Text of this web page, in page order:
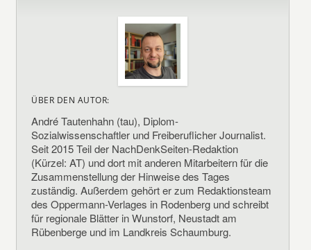
ÜBER DEN AUTOR:
André Tautenhahn (tau), Diplom-
Sozialwissenschaftler und Freiberuflicher Journalist.
Seit 2015 Teil der NachDenkSeiten-Redaktion
(Kürzel: AT) und dort mit anderen Mitarbeitern für die
Zusammenstellung der Hinweise des Tages
zuständig. Außerdem gehört er zum Redaktionsteam
des Oppermann-Verlages in Rodenberg und schreibt
für regionale Blätter in Wunstorf, Neustadt am
Rübenberge und im Landkreis Schaumburg.